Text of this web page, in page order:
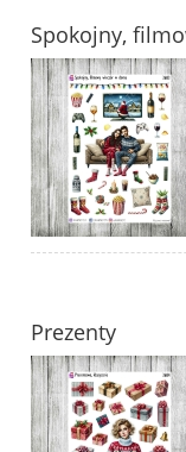
Spokojny,
Prezenty